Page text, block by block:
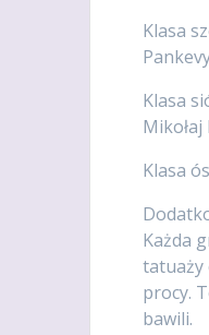
Klasa
Klasa
Klasa
Każda
tatuaży
procy.
bawili.